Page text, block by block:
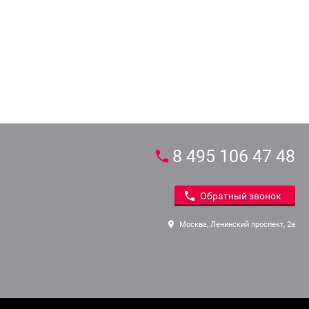
8 495 106 47 48
Обратный звонок
Москва, Ленинский проспект, 2а